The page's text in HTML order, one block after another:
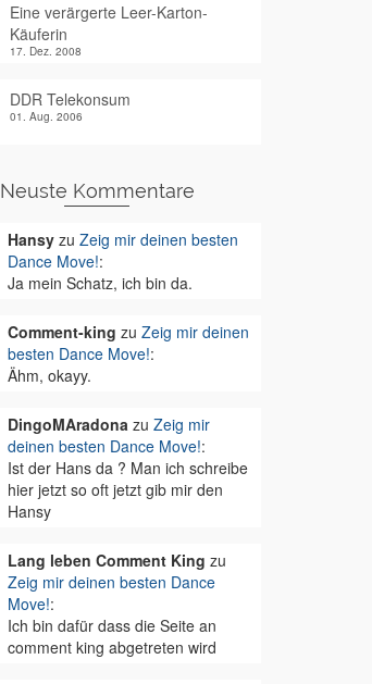
Eine verärgerte Leer-Karton-
Käuferin
17. Dez. 2008
DDR Telekonsum
01. Aug. 2006
Neuste Kommentare
Hansyzu Zeig mir deinen besten
Dance Move!:
Ja mein Schatz, ich bin da.
Comment-king zu Zeig mir deinen
besten Dance Move!:
Ähm, okayy.
DingoMAradonazu Zeig mir
deinen besten Dance Move!:
Ist der Hans da ? Man ich schreibe
hier jetzt so oft jetzt gib mir den
Hansy
Lang leben Comment King zu
Zeig mir deinen besten Dance
Move!:
Ich bin dafür dass die Seite an
comment king abgetreten wird